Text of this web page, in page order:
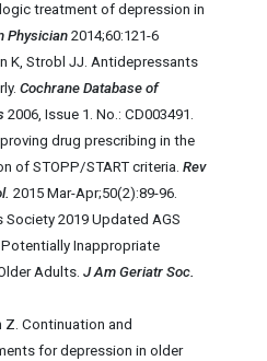
treatment of depression in
Physician2014;60:121-6
K, Strobl JJ. Antidepressants
Cochrane Database of
2006, Issue 1. No.: CD003491.
drug prescribing in the
of STOPP/START criteria.Rev
2015 Mar-Apr;50(2):89-96.
Society 2019 Updated AGS
Inappropriate
Adults.J Am Geriatr Soc.
Z. Continuation and
for depression in older